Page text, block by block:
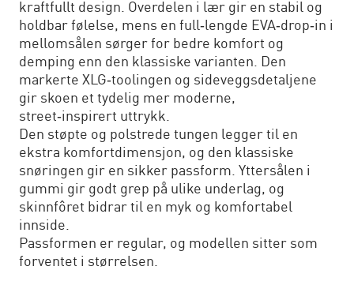
kraftfullt design. Overdelen i lær gir en stabil og
holdbar følelse, mens en full‑lengde EVA‑drop‑in i
mellomsålen sørger for bedre komfort og
demping enn den klassiske varianten. Den
markerte XLG‑toolingen og sideveggsdetaljene
gir skoen et tydelig mer moderne,
street‑inspirert uttrykk.
Den støpte og polstrede tungen legger til en
ekstra komfortdimensjon, og den klassiske
snøringen gir en sikker passform. Yttersålen i
gummi gir godt grep på ulike underlag, og
skinnfôret bidrar til en myk og komfortabel
innside.
Passformen er regular, og modellen sitter som
forventet i størrelsen.